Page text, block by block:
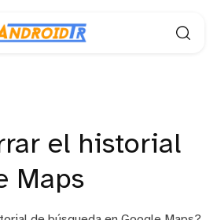
el historial
Maps